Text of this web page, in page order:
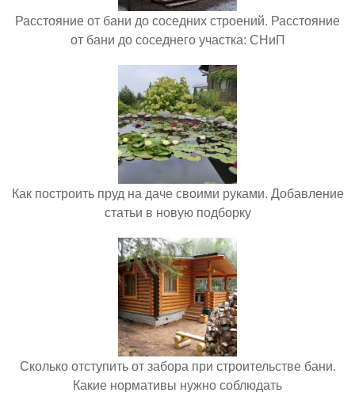
Расстояние от бани до соседних строений. Расстояние
от бани до соседнего участка: СНиП
Как построить пруд на даче своими руками. Добавление
статьи в новую подборку
Сколько отступить от забора при строительстве бани.
Какие нормативы нужно соблюдать